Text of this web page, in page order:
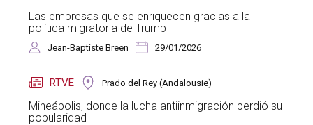
Las empresas que se enriquecen gracias a la
política migratoria de Trump
Jean-Baptiste Breen 29/01/2026
RTVE Prado del Rey (Andalousie)
Mineápolis, donde la lucha antiinmigración perdió su
popularidad